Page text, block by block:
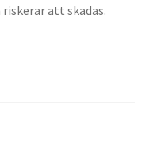
att skadas.